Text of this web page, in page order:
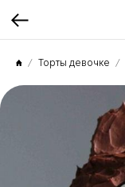
Торты девочке